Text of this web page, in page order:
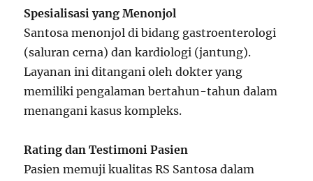
Spesialisasi yang Menonjol
Santosa menonjol di bidang gastroenterologi
(saluran cerna) dan kardiologi (jantung).
Layanan ini ditangani oleh dokter yang
memiliki pengalaman bertahun-tahun dalam
menangani kasus kompleks.
Rating dan Testimoni Pasien
Pasien memuji kualitas RS Santosa dalam